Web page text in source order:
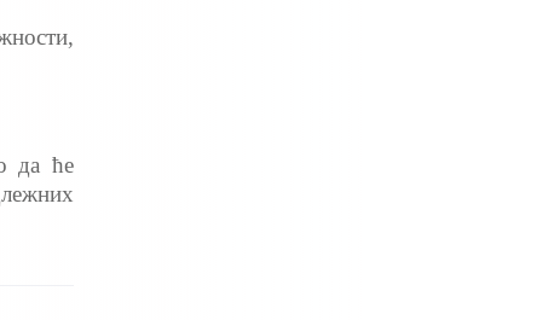
да ће